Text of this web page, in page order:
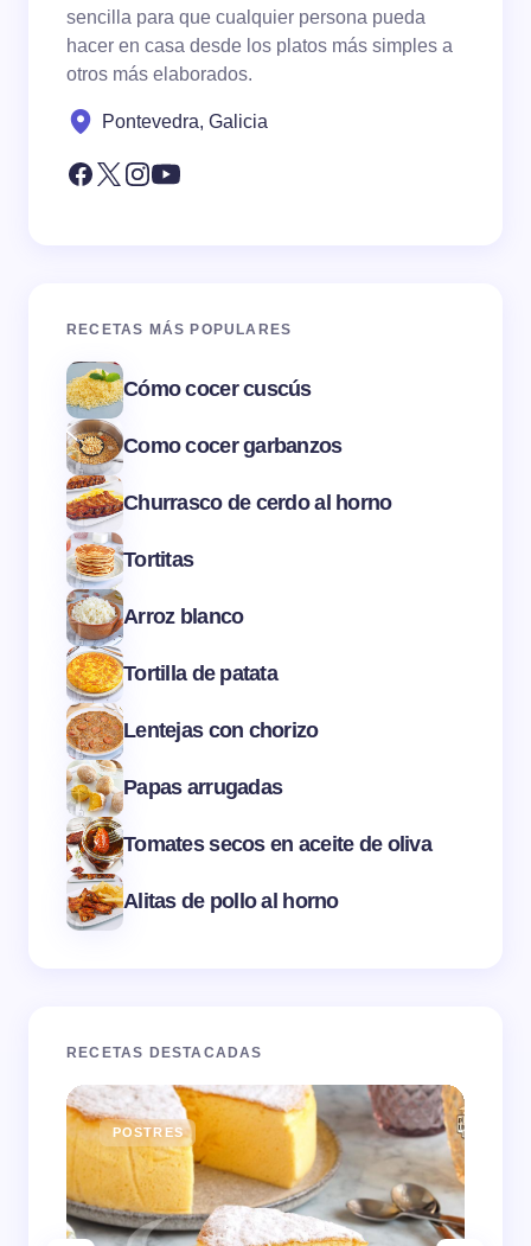
sencilla para que cualquier persona pueda
hacer en casa desde los platos más simples a
otros más elaborados.
Pontevedra, Galicia
RECETAS MÁS POPULARES
Cómo cocer cuscús
Como cocer garbanzos
Churrasco de cerdo al horno
Tortitas
Arroz blanco
Tortilla de patata
Lentejas con chorizo
Papas arrugadas
Tomates secos en aceite de oliva
Alitas de pollo al horno
RECETAS DESTACADAS
POSTRES